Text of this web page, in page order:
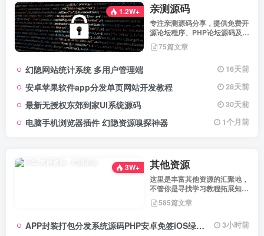
1.2W+ 亲测源码
专注亲测源码分享，提供免费开
源论坛程序、PHP论坛源码及论
坛搭建解决方案，所有源码均经
实际测试可用，助力快速搭建稳
75篇文章
幻隐网站统计系统 多用户管理端 16天前
安卓苹果软件app分发单页网站开发教程 28天前
最新无授权东郊到家UI系统源码 30天前
电脑手机浏览器插件 幻隐资源嗅探神器 1个月前
3W+ 其他资源
这里是丰富其他资源的汇聚地，
不管你是寻找学习教程拓展知
识，还是搜集各类素材激发创作
灵感，亦或是查询专业数据辅助
源定期更新、分类清晰、下载便
585篇文章
APP封装打包分发系统源码PHP安卓免签iOS绿标工具 3小时前